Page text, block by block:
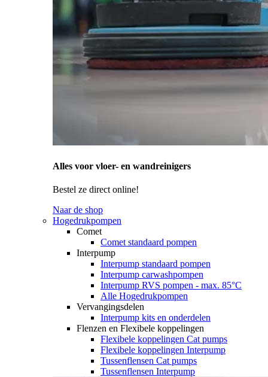
Alles voor vloer- en wandreinigers
Bestel ze direct online!
Naar de shop
Hogedrukpompen
Comet
Comet standaard pompen
Interpump
Interpump standaard pompen
Interpump carwashpompen
Interpump RVS pompen - max. 85°C
Alle Hogedrukpompen
Vervangingsdelen
Interpump kits en onderdelen
Flenzen en Flexibele koppelingen
Flexibele koppelingen Cat pumps
Flexibele koppelingen Interpump
Tussenflensen Cat pumps
Tussenflensen Interpump